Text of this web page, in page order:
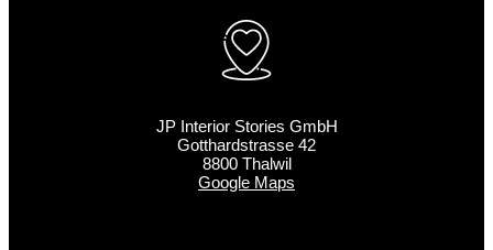
JP Interior Stories GmbH
Gotthardstrasse 42
8800 Thalwil
Google Maps